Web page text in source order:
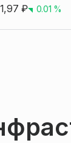
₽ 0.01 %